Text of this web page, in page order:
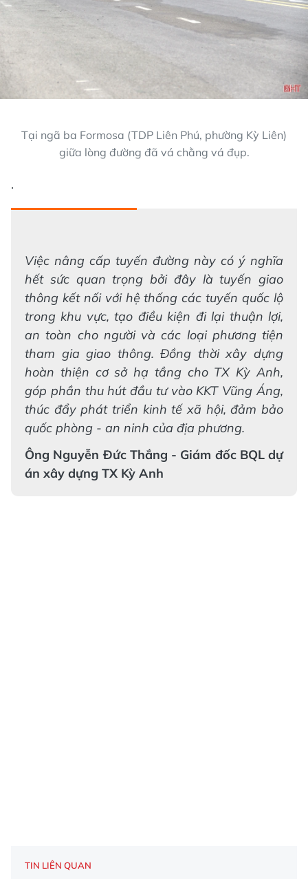
Tại ngã ba Formosa (TDP Liên Phú, phường Kỳ Liên)
giữa lòng đường đã vá chằng vá đụp.
.
Việc nâng cấp tuyến đường này có ý nghĩa
hết sức quan trọng bởi đây là tuyến giao
thông kết nối với hệ thống các tuyến quốc lộ
trong khu vực, tạo điều kiện đi lại thuận lợi,
an toàn cho người và các loại phương tiện
tham gia giao thông. Đồng thời xây dựng
hoàn thiện cơ sở hạ tầng cho TX Kỳ Anh,
góp phần thu hút đầu tư vào KKT Vũng Áng,
thúc đẩy phát triển kinh tế xã hội, đảm bảo
quốc phòng - an ninh của địa phương.
Ông Nguyễn Đức Thắng - Giám đốc BQL dự
án xây dựng TX Kỳ Anh
TIN LIÊN QUAN